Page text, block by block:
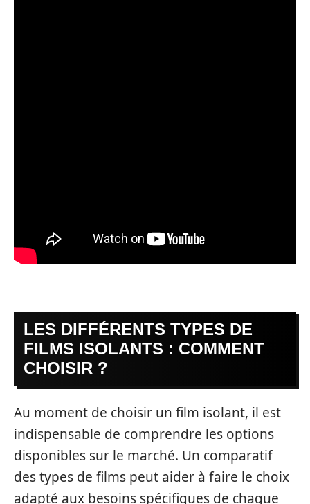
LES DIFFÉRENTS TYPES DE
FILMS ISOLANTS : COMMENT
CHOISIR ?
Au moment de choisir un film isolant, il est
indispensable de comprendre les options
disponibles sur le marché. Un comparatif
des types de films peut aider à faire le choix
adapté aux besoins spécifiques de chaque